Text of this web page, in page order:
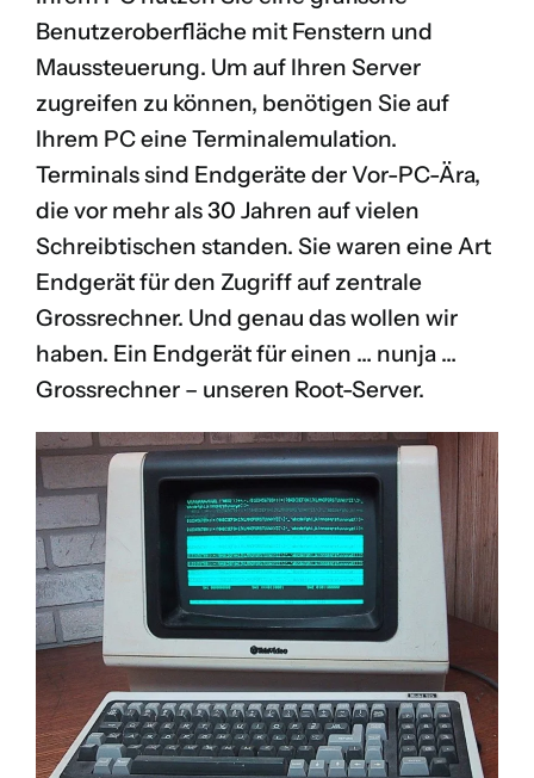
Benutzeroberfläche mit Fenstern und
Maussteuerung. Um auf Ihren Server
zugreifen zu können, benötigen Sie auf
Ihrem PC eine Terminalemulation.
Terminals sind Endgeräte der Vor-PC-Ära,
die vor mehr als 30 Jahren auf vielen
Schreibtischen standen. Sie waren eine Art
Endgerät für den Zugriff auf zentrale
Grossrechner. Und genau das wollen wir
haben. Ein Endgerät für einen … nunja …
Grossrechner – unseren Root-Server.